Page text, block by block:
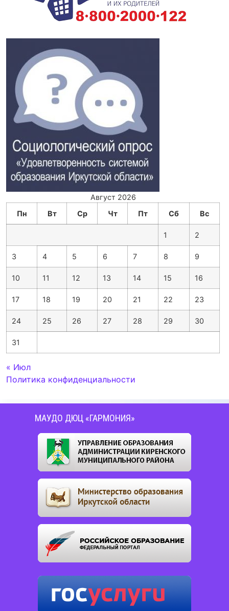
Август 2026
Пн
Вт Ср Чт Пт Сб Вс
1 2
3 4 5 6 7 8 9
10 11 12 13 14 15 16
17 18 19 20 21 22 23
24 25 26 27 28 29 30
31
« Июл
Политика конфиденциальности
МАУДО ДЮЦ «ГАРМОНИЯ»